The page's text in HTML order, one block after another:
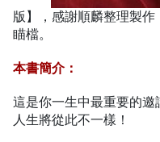
版】，感謝順麟整理製
瞄檔。
本書簡介：
這是你一生中最重要的邀
人生將從此不一樣！